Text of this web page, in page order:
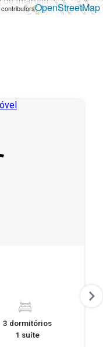
contributorsOpenStreetMap
3 dormitórios
1 suíte